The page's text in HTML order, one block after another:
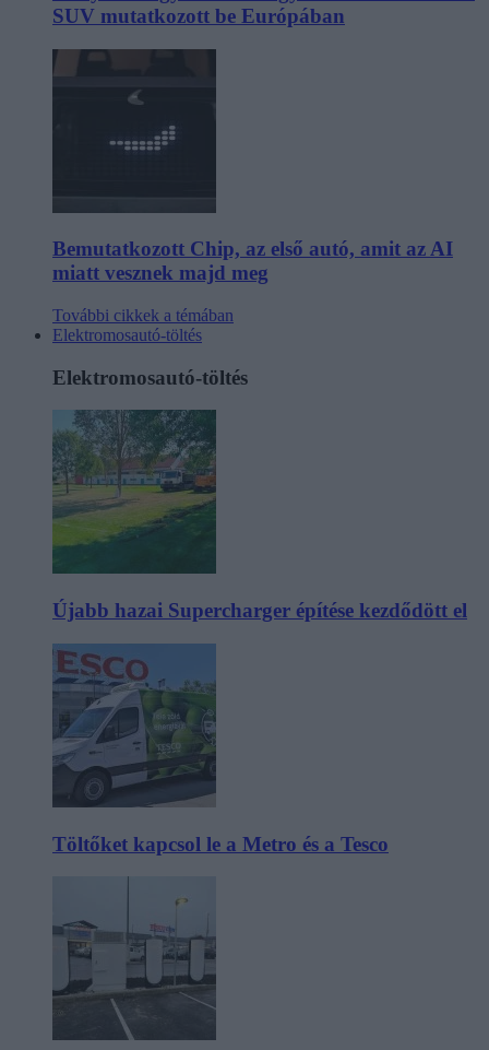
SUV mutatkozott be Európában
Bemutatkozott Chip, az első autó, amit az AI
miatt vesznek majd meg
További cikkek a témában
Elektromosautó-töltés
Elektromosautó-töltés
Újabb hazai Supercharger építése kezdődött el
Töltőket kapcsol le a Metro és a Tesco